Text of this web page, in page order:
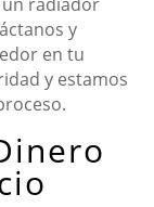
un radiador
y
en tu
y estamos